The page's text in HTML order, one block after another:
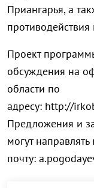
Приангарья, а
Проект
обсуждения на
области по
адресу: http://
Предложения и
могут
почту: